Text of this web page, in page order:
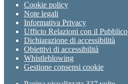
Cookie policy
Note legali
Informativa Privacy
Ufficio Relazioni con il Pubblico
Dichiarazione di accessibilità
Obiettivi di accessibilità
Whistleblowing
Gestione consensi cookie